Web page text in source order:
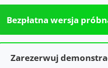
Bezpłatna wersja
Zarezerwuj